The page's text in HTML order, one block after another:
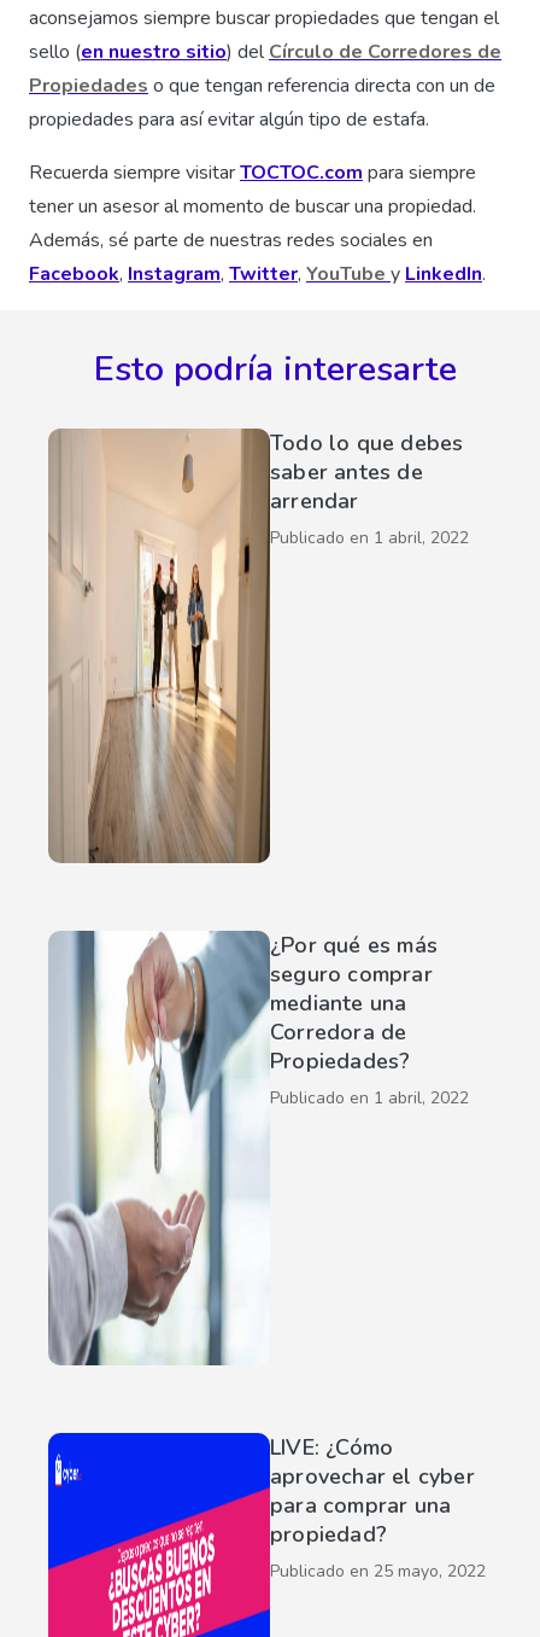
aconsejamos siempre buscar propiedades que tengan el
sello (en nuestro sitio) delCírculo de Corredores de
Propiedades o que tengan referencia directa con un de
propiedades para así evitar algún tipo de estafa.
Recuerda siempre visitarTOCTOC.com para siempre
tener un asesor al momento de buscar una propiedad.
Además, sé parte de nuestras redes sociales en
Facebook, Instagram, Twitter, YouTube y LinkedIn.
Esto podría interesarte
Todo lo que debes
saber antes de
arrendar
Publicado en 1 abril, 2022
¿Por qué es más
seguro comprar
mediante una
Corredora de
Propiedades?
Publicado en 1 abril, 2022
LIVE: ¿Cómo
aprovechar el cyber
para comprar una
propiedad?
Publicado en 25 mayo, 2022